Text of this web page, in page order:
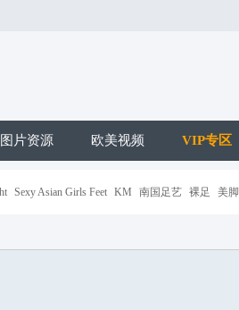
图片资源 欧美视频 VIP专区
Sexy Asian Girls Feet KM 南国足艺 裸足 美脚